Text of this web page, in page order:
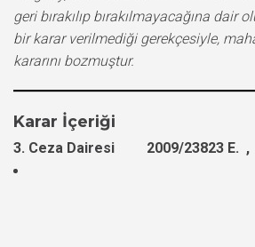
geri bırakılıp bırakılmayacağına dair
bir karar verilmediği gerekçesiyle,
kararını bozmuştur.
Karar İçeriği
3. Ceza Dairesi 2009/23823 E. ,